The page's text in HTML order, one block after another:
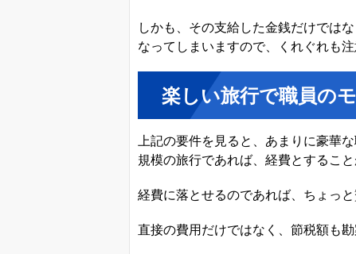
しかも、その支給した金銭だけでは
なってしまいますので、くれぐれも注
楽しい旅行で職員の
上記の要件を見ると、あまりに豪華
規模の旅行であれば、経費とするこ
経費に落とせるのであれば、ちょっ
直接の費用だけではなく、節税額も